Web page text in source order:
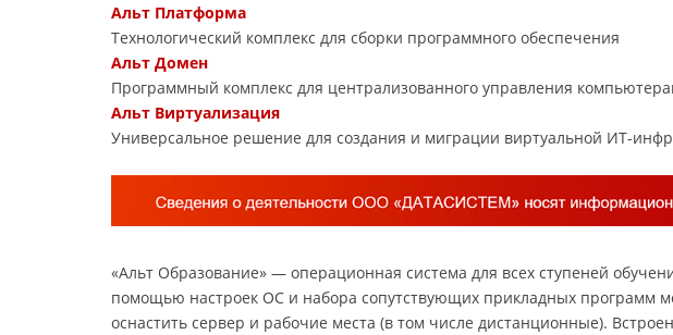
Альт Платформа
Технологический комплекс для сборки программного обеспечения
Альт Домен
Программный комплекс для централизованного управления
Альт Виртуализация
Универсальное решение для создания и миграции виртуальной ИТ-
«Альт Образование» — операционная система для всех ступеней
помощью настроек ОС и набора сопутствующих прикладных программ
оснастить сервер и рабочие места (в том числе дистанционные).